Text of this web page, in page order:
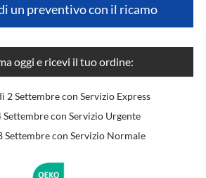
un preventivo con il ricamo
oggi e ricevi il tuo ordine:
2 Settembre con Servizio Express
Settembre con Servizio Urgente
Settembre con Servizio Normale